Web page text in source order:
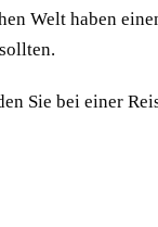
Welt haben
Sie bei einer